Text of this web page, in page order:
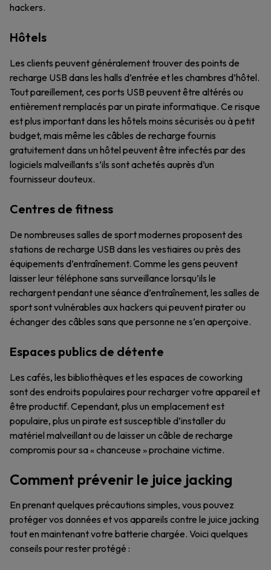
hackers.
Hôtels
Les clients peuvent généralement trouver des points de
recharge USB dans les halls d’entrée et les chambres d’hôtel.
Tout pareillement, ces ports USB peuvent être altérés ou
entièrement remplacés par un pirate informatique. Ce risque
est plus important dans les hôtels moins sécurisés ou à petit
budget, mais même les câbles de recharge fournis
gratuitement dans un hôtel peuvent être infectés par des
logiciels malveillants s’ils sont achetés auprès d’un
fournisseur douteux.
Centres de fitness
De nombreuses salles de sport modernes proposent des
stations de recharge USB dans les vestiaires ou près des
équipements d’entraînement. Comme les gens peuvent
laisser leur téléphone sans surveillance lorsqu’ils le
rechargent pendant une séance d’entraînement, les salles de
sport sont vulnérables aux hackers qui peuvent pirater ou
échanger des câbles sans que personne ne s’en aperçoive.
Espaces publics de détente
Les cafés, les bibliothèques et les espaces de coworking
sont des endroits populaires pour recharger votre appareil et
être productif. Cependant, plus un emplacement est
populaire, plus un pirate est susceptible d’installer du
matériel malveillant ou de laisser un câble de recharge
compromis pour sa « chanceuse » prochaine victime.
Comment prévenir le juice jacking
En prenant quelques précautions simples, vous pouvez
protéger vos données et vos appareils contre le juice jacking
tout en maintenant votre batterie chargée. Voici quelques
conseils pour rester protégé :